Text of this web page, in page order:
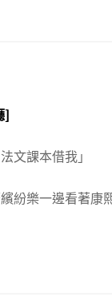
]
課本借我」
紛樂一邊看著康